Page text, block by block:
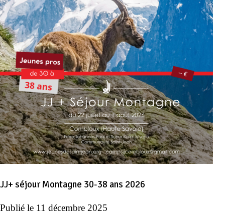
JJ+ séjour Montagne 30-38 ans 2026
Publié le 11 décembre 2025